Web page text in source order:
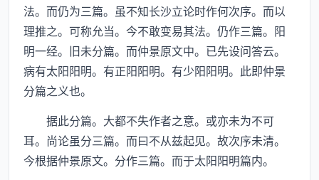
法。而仍为三篇。虽不知长沙立论时作何次序。而以
理推之。可称允当。今不敢变易其法。仍作三篇。阳
明一经。旧未分篇。而仲景原文中。已先设问答云。
病有太阳阳明。有正阳阳明。有少阳阳明。此即仲景
分篇之义也。
据此分篇。大都不失作者之意。或亦未为不可
耳。尚论虽分三篇。而曰不从兹起见。故次序未清。
今根据仲景原文。分作三篇。而于太阳阳明篇内。